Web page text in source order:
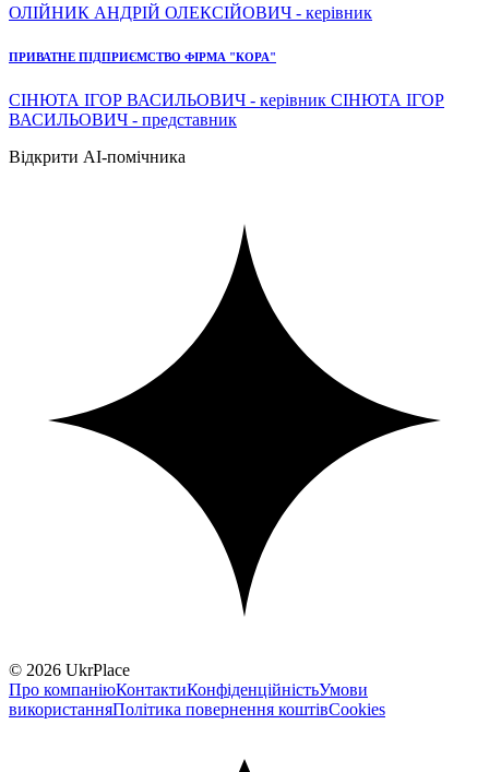
ОЛІЙНИК АНДРІЙ ОЛЕКСІЙОВИЧ - керівник
ПРИВАТНЕ ПІДПРИЄМСТВО ФІРМА "КОРА"
СІНЮТА ІГОР ВАСИЛЬОВИЧ - керівник СІНЮТА ІГОР
ВАСИЛЬОВИЧ - представник
Відкрити AI-помічника
© 2026 UkrPlace
Про компаніюКонтактиКонфіденційністьУмови
використанняПолітика повернення коштівCookies